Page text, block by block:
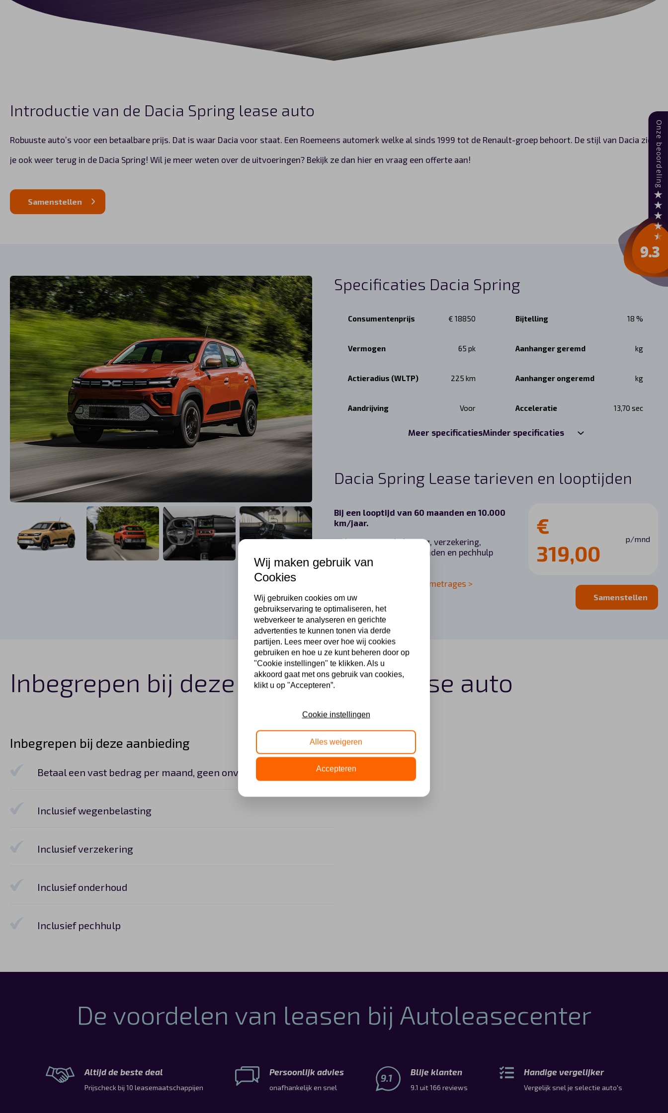
Introductie van de Dacia Spring lease auto
Robuuste auto’s voor een betaalbare prijs. Dat is waar Dacia voor staat. Een Roemeens automerk welke al sinds 1999 tot de Renault-groep behoort. De stijl van Dacia zie
je ook weer terug in de Dacia Spring! Wil je meer weten over de uitvoeringen? Bekijk ze dan hier en vraag een offerte aan!
Samenstellen
Specificaties Dacia Spring
Consumentenprijs € 18850 Bijtelling 18 %
Vermogen 65 pk Aanhanger geremd kg
Actieradius (WLTP) 225 km Aanhanger ongeremd kg
Aandrijving Voor Acceleratie 13,70 sec
Meer specificatiesMinder specificaties
Dacia Spring Lease tarieven en looptijden
Bij een looptijd van 60 maanden en 10.000
km/jaar.
Inclusief wegenbelasting, verzekering,
onderhoud,reparatie, banden en pechhulp
Andere looptijden en kilometrages >
€
319,00
p/mnd
Samenstellen
Inbegrepen bij deze Dacia Spring lease auto
Inbegrepen bij deze aanbieding
Betaal een vast bedrag per maand, geen onverwachte kosten
Inclusief wegenbelasting
Inclusief verzekering
Inclusief onderhoud
Inclusief pechhulp
De voordelen van leasen bij Autoleasecenter
Altijd de beste deal
Prijscheck bij 10 leasemaatschappijen
Persoonlijk advies
onafhankelijk en snel
9.1
Blije klanten
9.1 uit 166 reviews
Handige vergelijker
Vergelijk snel je selectie auto's
Wij maken gebruik van
Cookies
Wij gebruiken cookies om uw
gebruikservaring te optimaliseren, het
webverkeer te analyseren en gerichte
advertenties te kunnen tonen via derde
partijen. Lees meer over hoe wij cookies
gebruiken en hoe u ze kunt beheren door op
"Cookie instellingen" te klikken. Als u
akkoord gaat met ons gebruik van cookies,
klikt u op "Accepteren”.
Cookie instellingen
Alles weigeren
Accepteren